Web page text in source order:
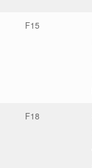
F15
F18